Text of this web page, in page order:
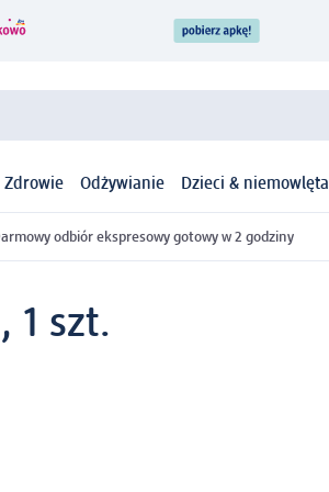
Zdrowie Odżywianie Dzieci & niemowlęta
odbiór ekspresowy gotowy w 2 godziny
1 szt.